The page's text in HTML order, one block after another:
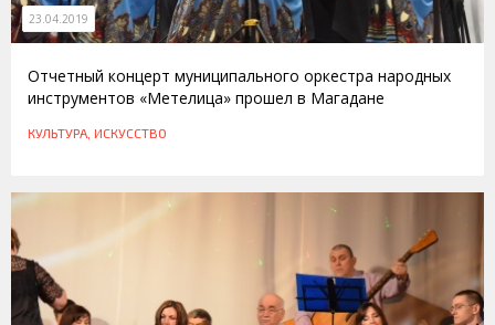
23.04.2019
Отчетный концерт муниципального оркестра народных
инструментов «Метелица» прошел в Магадане
КУЛЬТУРА, ИСКУССТВО